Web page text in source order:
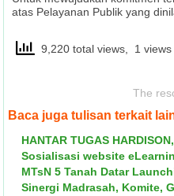
Waka Sarana dan Prasarana MTsN 5
Tanah Datar
atas Pelayanan Publik yang
9,220 total views, 1 views
Baca juga tulisan terkait
HANTAR TUGAS
Sosialisasi website
MTsN 5 Tanah Datar
Sinergi Madrasah, Komite,
The